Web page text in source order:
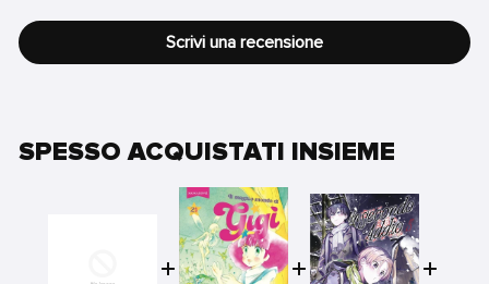
Scrivi una recensione
SPESSO ACQUISTATI INSIEME